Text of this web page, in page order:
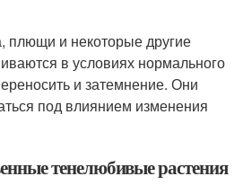
плющи и некоторые другие
в условиях нормального
и затемнение. Они
под влиянием изменения
тенелюбивые растения